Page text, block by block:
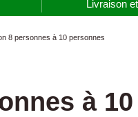
Livraison
8 personnes à 10 personnes
à